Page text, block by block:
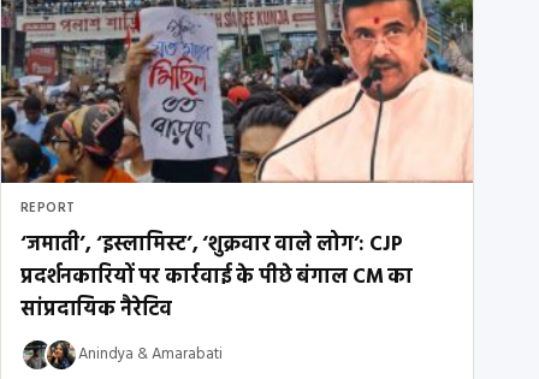
REPORT
‘जमाती’, ‘इस्लामिस्ट’, ‘शुक्रवार वाले लोग’: CJP
प्रदर्शनकारियों पर कार्रवाई के पीछे बंगाल CM का
सांप्रदायिक नैरेटिव
Anindya &Amarabati